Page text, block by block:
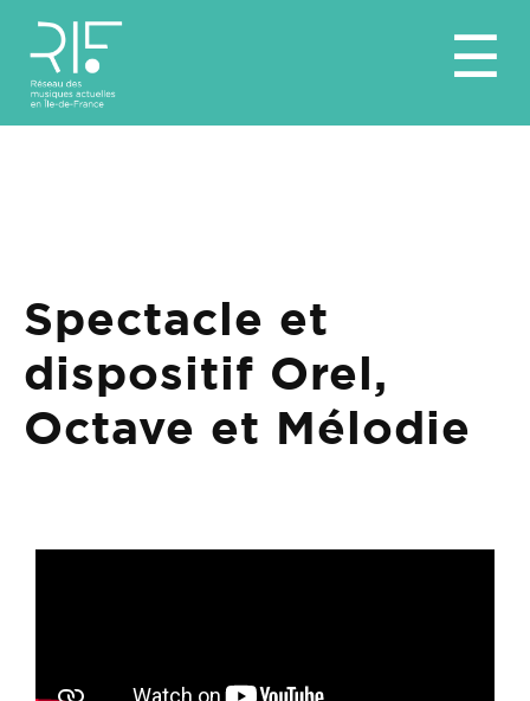
☰
Spectacle et
dispositif Orel,
Octave et Mélodie